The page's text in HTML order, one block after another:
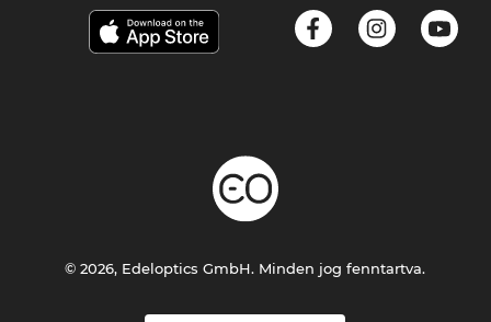
© 2026, Edeloptics GmbH. Minden jog fenntartva.